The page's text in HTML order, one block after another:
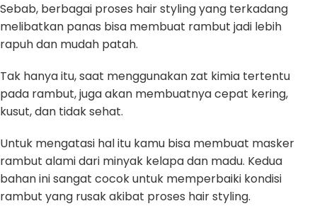
Sebab, berbagai proses hair styling yang terkadang
melibatkan panas bisa membuat rambut jadi lebih
rapuh dan mudah patah.
Tak hanya itu, saat menggunakan zat kimia tertentu
pada rambut, juga akan membuatnya cepat kering,
kusut, dan tidak sehat.
Untuk mengatasi hal itu kamu bisa membuat masker
rambut alami dari minyak kelapa dan madu. Kedua
bahan ini sangat cocok untuk memperbaiki kondisi
rambut yang rusak akibat proses hair styling.